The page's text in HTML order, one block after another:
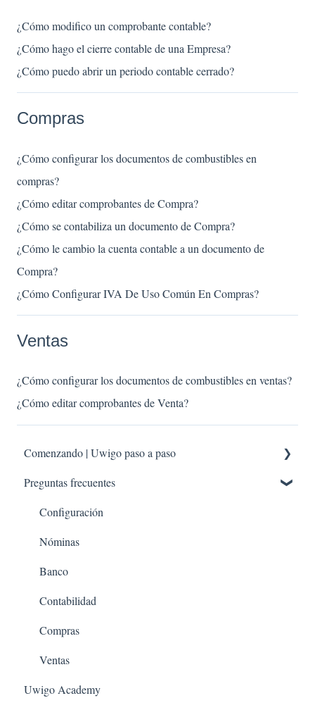
¿Cómo modifico un comprobante contable?
¿Cómo hago el cierre contable de una Empresa?
¿Cómo puedo abrir un periodo contable cerrado?
Compras
¿Cómo configurar los documentos de combustibles en
compras?
¿Cómo editar comprobantes de Compra?
¿Cómo se contabiliza un documento de Compra?
¿Cómo le cambio la cuenta contable a un documento de
Compra?
¿Cómo Configurar IVA De Uso Común En Compras?
Ventas
¿Cómo configurar los documentos de combustibles en ventas?
¿Cómo editar comprobantes de Venta?
Comenzando | Uwigo paso a paso
Imprescindibles de revisar antes de comenzar
Imprescindibles de revisar antes de comenzar - Nominas
Preguntas frecuentes
Configuración
Nóminas
Banco
Contabilidad
Compras
Ventas
Uwigo Academy